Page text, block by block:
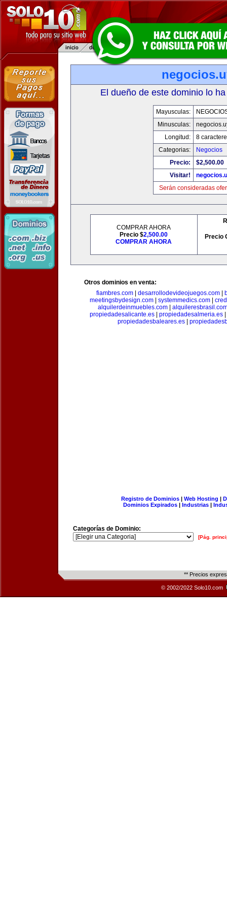
El dueño de este dominio lo
Mayusculas:
Minusculas:
Longitud:
8
Categorias:
Negocios
Precio:
$2,500.00
Visitar!
Serán consideradas
COMPRAR AHORA
Precio $2,500.00
COMPRAR AHORA
Precio
Otros dominios en venta:
fiambres.com| desarrollodevideojuegos.com|
meetingsbydesign.com| systemmedics.com|
alquilerdeinmuebles.com|
propiedadesalicante.es| propiedadesalmeria.es|
propiedadesbaleares.es
Registro de Dominios| Web Hosting |
Dominios Expirados | Industrias |
Categorías de Dominio:
[Pág.
** Precios
© 2002/2022 Solo10.com